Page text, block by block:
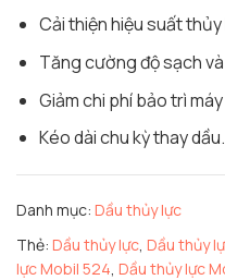
Cải thiện hiệu suất
Tăng cường độ sạch
Giảm chi phí bảo trì
Kéo dài chu kỳ thay dầu.
Danh mục: Dầu thủy lực
Thẻ: Dầu thủy lực, Dầu thủy
lực Mobil 524, Dầu thủy lực